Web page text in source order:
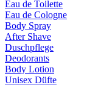
Eau de Toilette
Eau de Cologne
Body Spray
After Shave
Duschpflege
Deodorants
Body Lotion
Unisex Düfte